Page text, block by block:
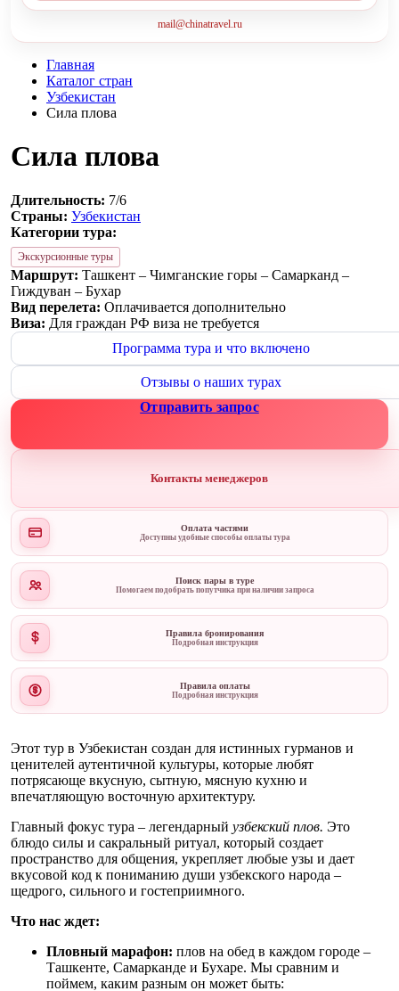
mail@chinatravel.ru
Главная
Каталог стран
Узбекистан
Сила плова
Сила плова
Длительность: 7/6
Страны: Узбекистан
Категории тура:
Экскурсионные туры
Маршрут: Ташкент – Чимганские горы – Самарканд –
Гиждуван – Бухар
Вид перелета: Оплачивается дополнительно
Виза: Для граждан РФ виза не требуется
Программа тура и что включено
Отзывы о наших турах
Отправить запрос
Контакты менеджеров
Оплата частями
Доступны удобные способы оплаты тура
Поиск пары в туре
Помогаем подобрать попутчика при наличии запроса
Правила бронирования
Подробная инструкция
Правила оплаты
Подробная инструкция
Этот тур в Узбекистан создан для истинных гурманов и
ценителей аутентичной культуры, которые любят
потрясающе вкусную, сытную, мясную кухню и
впечатляющую восточную архитектуру.
Главный фокус тура – легендарный узбекский плов. Это
блюдо силы и сакральный ритуал, который создает
пространство для общения, укрепляет любые узы и дает
вкусовой код к пониманию души узбекского народа –
щедрого, сильного и гостеприимного.
Что нас ждет:
Пловный марафон: плов на обед в каждом городе –
Ташкенте, Самарканде и Бухаре. Мы сравним и
поймем, каким разным он может быть: